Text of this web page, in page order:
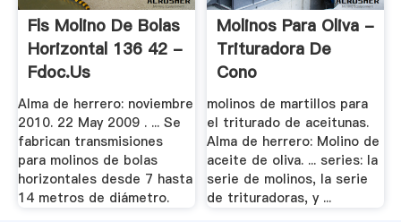
Fls Molino De Bolas
Horizontal 136 42 -
Fdoc.us
Alma de herrero: noviembre
2010. 22 May 2009 . ... Se
fabrican transmisiones
para molinos de bolas
horizontales desde 7 hasta
14 metros de diámetro.
Molinos Para Oliva -
Trituradora De
Cono
molinos de martillos para
el triturado de aceitunas.
Alma de herrero: Molino de
aceite de oliva. ... series: la
serie de molinos, la serie
de trituradoras, y ...